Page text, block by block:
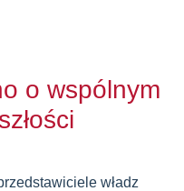
o wspólnym
władz